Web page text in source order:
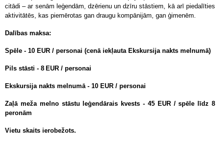
citādi – ar senām leģendām, dzērienu un dzīru stāstiem, kā arī piedalīties
aktivitātēs, kas piemērotas gan draugu kompānijām, gan ģimenēm.
Dalības maksa:
Spēle - 10 EUR / personai (cenā iekļauta Ekskursija nakts melnumā)
Pils stāsti - 8 EUR / personai
Ekskursija nakts melnumā - 10 EUR / personai
Zaļā meža melno stāstu leģendārais kvests - 45 EUR / spēle līdz 8
peronām
Vietu skaits ierobežots.